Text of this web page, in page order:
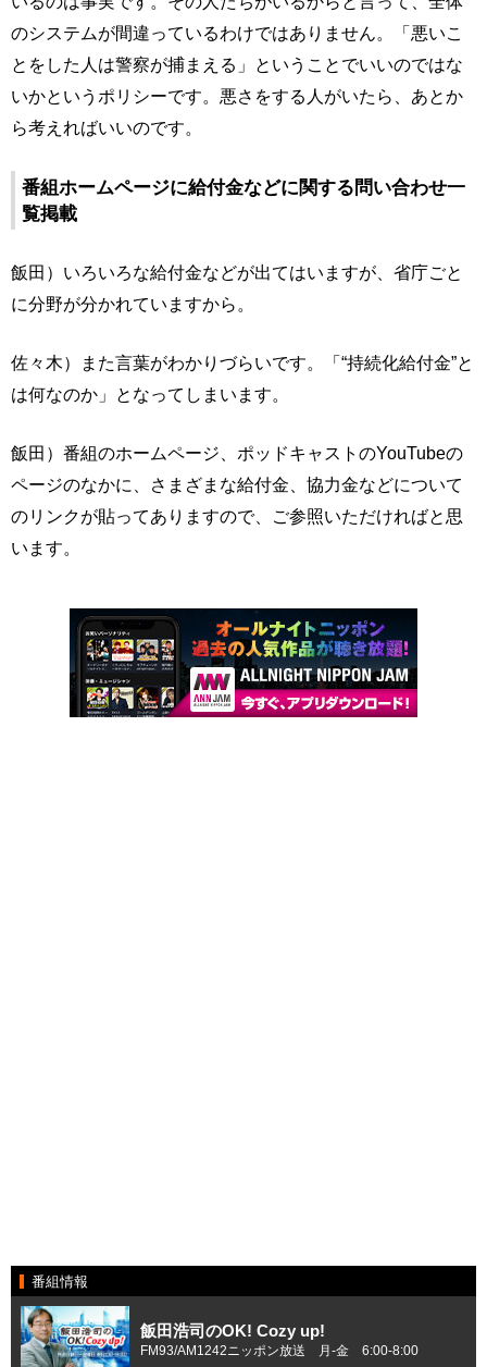
のシステムが間違っているわけではありません。「悪いこ
とをした人は警察が捕まえる」ということでいいのではな
いかというポリシーです。悪さをする人がいたら、あとか
ら考えればいいのです。
番組ホームページに給付金などに関する問い合わせ一
覧掲載
飯田）いろいろな給付金などが出てはいますが、省庁ごと
に分野が分かれていますから。
佐々木）また言葉がわかりづらいです。「“持続化給付金”と
は何なのか」となってしまいます。
飯田）番組のホームページ、ポッドキャストのYouTubeの
ページのなかに、さまざまな給付金、協力金などについて
のリンクが貼ってありますので、ご参照いただければと思
います。
番組情報
飯田浩司のOK! Cozy up!
FM93/AM1242ニッポン放送 月-金 6:00-8:00